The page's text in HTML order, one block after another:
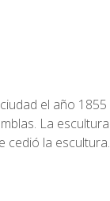
el año
La
cedió la escultura.